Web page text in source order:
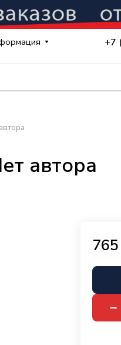
+7
автора